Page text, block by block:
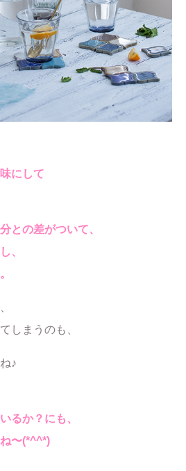
にして
との差がついて、
、
しまうのも、
♪
るか？にも、
〜(*^^*)